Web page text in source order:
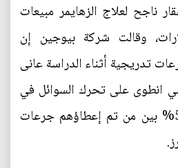
ناجح لعلاج الزهايمر مبيعات
وقالت شركة بيوجين إن
تدريجية أثناء الدراسة عانى
انطوى على تحرك السوائل في
الدماغ مقارنة بنسبة 55% بين من تم إعطاؤهم جرعات